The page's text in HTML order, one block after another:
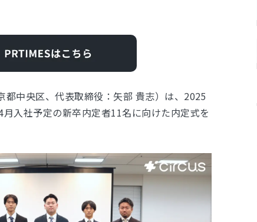
中央区、代表取締役：矢部 貴志）は、2025
入社予定の新卒内定者11名に向けた内定式を